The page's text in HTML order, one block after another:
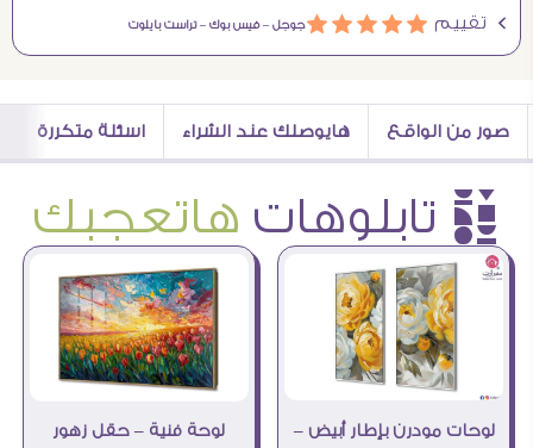
Ö تقييم áááááجوجل –فيس بوك –تراست بايلوت
صور من الواقع هايوصلك عند الشراء اسئلة متكررة
è تابلوهات هاتعجبك
لوحات مودرن بإطار أبيض –
لوحة فنية – حقل زهور